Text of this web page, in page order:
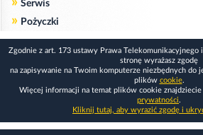
Serwis
» Pożyczki
Zgodnie z art. 173 ustawy Prawa Telekomunikacyjnego
stronę wyrażasz zgodę
na zapisywanie na Twoim komputerze niezbędnych do
plików cookie.
Więcej informacji na temat plików cookie
prywatności.
Kliknij tutaj, aby wyrazić zgodę i